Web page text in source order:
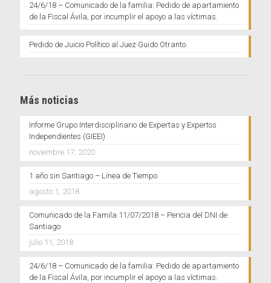
24/6/18 – Comunicado de la familia: Pedido de apartamiento
de la Fiscal Ávila, por incumplir el apoyo a las víctimas.
Pedido de Juicio Político al Juez Guido Otranto.
Más noticias
Informe Grupo Interdisciplinario de Expertas y Expertos
Independientes (GIEEI)
noviembre 17, 2020
1 año sin Santiago – Línea de Tiempo
agosto 1, 2018
Comunicado de la Famila 11/07/2018 – Pericia del DNI de
Santiago
julio 11, 2018
24/6/18 – Comunicado de la familia: Pedido de apartamiento
de la Fiscal Ávila, por incumplir el apoyo a las víctimas.